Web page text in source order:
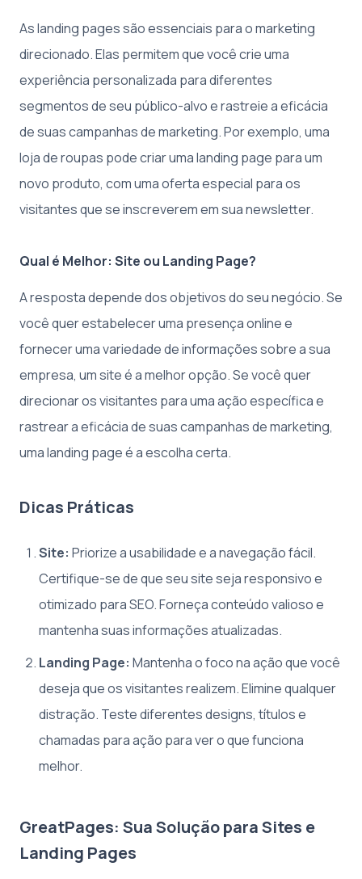
As landing pages são essenciais para o marketing
direcionado. Elas permitem que você crie uma
experiência personalizada para diferentes
segmentos de seu público-alvo e rastreie a eficácia
de suas campanhas de marketing. Por exemplo, uma
loja de roupas pode criar uma landing page para um
novo produto, com uma oferta especial para os
visitantes que se inscreverem em sua newsletter.
Qual é Melhor: Site ou Landing Page?
A resposta depende dos objetivos do seu negócio. Se
você quer estabelecer uma presença online e
fornecer uma variedade de informações sobre a sua
empresa, um site é a melhor opção. Se você quer
direcionar os visitantes para uma ação específica e
rastrear a eficácia de suas campanhas de marketing,
uma landing page é a escolha certa.
Dicas Práticas
Site: Priorize a usabilidade e a navegação fácil.
Certifique-se de que seu site seja responsivo e
otimizado para SEO. Forneça conteúdo valioso e
mantenha suas informações atualizadas.
Landing Page: Mantenha o foco na ação que você
deseja que os visitantes realizem. Elimine qualquer
distração. Teste diferentes designs, títulos e
chamadas para ação para ver o que funciona
melhor.
GreatPages: Sua Solução para Sites e
Landing Pages